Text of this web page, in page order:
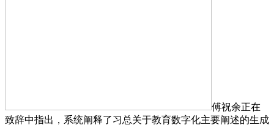
傅祝余正在
致辞中指出，系统阐释了习总关于教育数字化主要阐述的生成